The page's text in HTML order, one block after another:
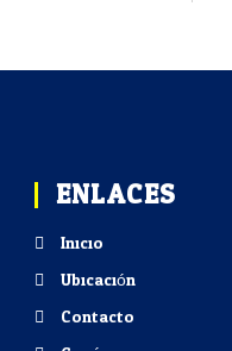
ENLACES
Inicio
Ubicación
Contacto